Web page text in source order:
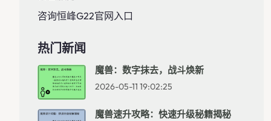
咨询恒峰g22官网入口
热门新闻
魔兽：数字抹去，战斗焕新
2026-05-11 19:02:25
魔兽速升攻略：快速升级秘籍揭秘